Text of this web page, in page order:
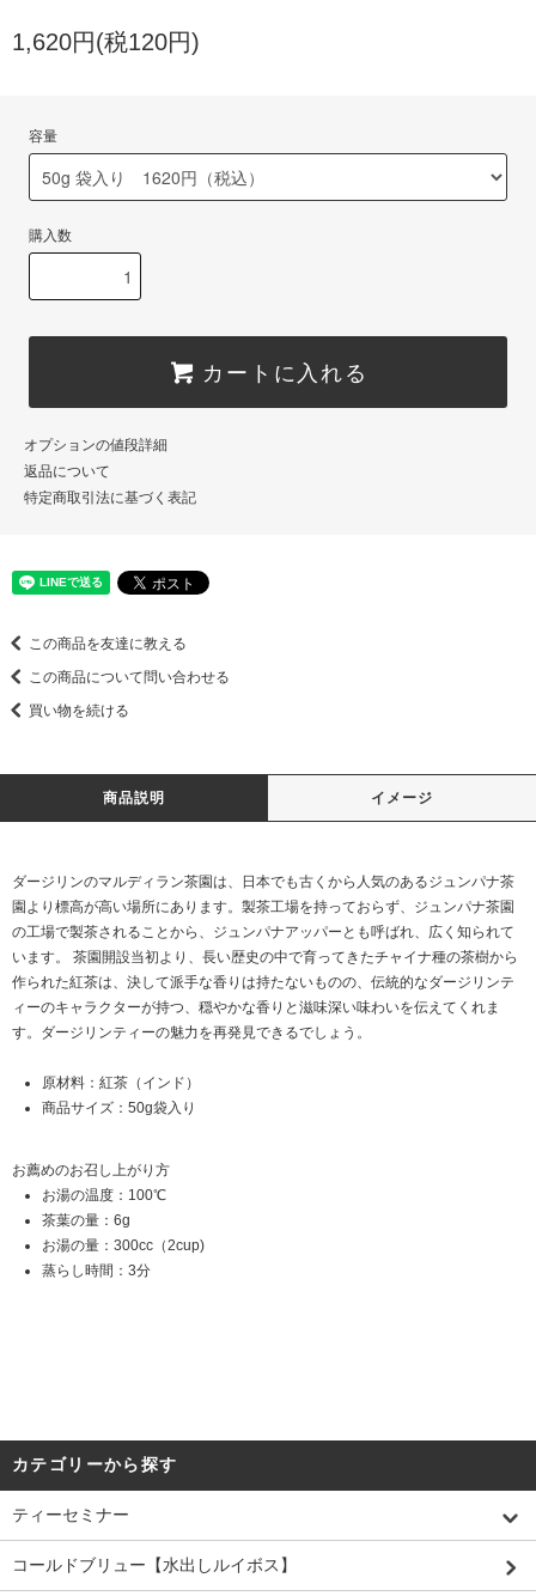
1,620円(税120円)
容量
購入数
カートに入れる
オプションの値段詳細
返品について
特定商取引法に基づく表記
この商品を友達に教える
この商品について問い合わせる
買い物を続ける
商品説明 イメージ
ダージリンのマルディラン茶園は、日本でも古くから人気のあるジュンパナ茶
園より標高が高い場所にあります。製茶工場を持っておらず、ジュンパナ茶園
の工場で製茶されることから、ジュンパナアッパーとも呼ばれ、広く知られて
います。 茶園開設当初より、長い歴史の中で育ってきたチャイナ種の茶樹から
作られた紅茶は、決して派手な香りは持たないものの、伝統的なダージリンテ
ィーのキャラクターが持つ、穏やかな香りと滋味深い味わいを伝えてくれま
す。ダージリンティーの魅力を再発見できるでしょう。
原材料：紅茶（インド）
商品サイズ：50g袋入り
お薦めのお召し上がり方
お湯の温度：100℃
茶葉の量：6g
お湯の量：300cc（2cup)
蒸らし時間：3分
カテゴリーから探す
ティーセミナー
コールドブリュー【水出しルイボス】